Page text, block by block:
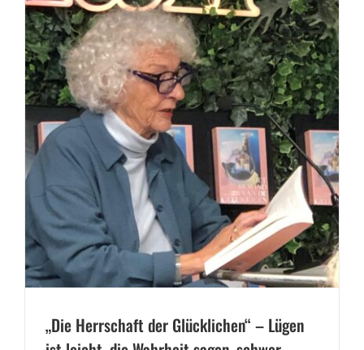
„Die Herrschaft der Glücklichen“ – Lügen